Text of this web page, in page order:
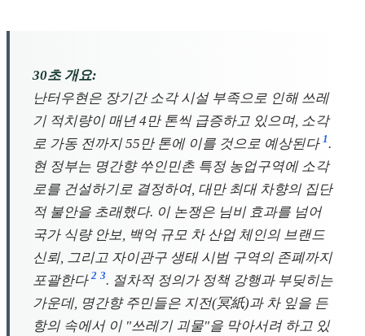
30초 개요:
난터우현은 장기간 소각 시설 부족으로 인해 쓰레
기 적치량이 매년 4만 톤씩 급증하고 있으며, 소각
로 가동 전까지 55만 톤에 이를 것으로 예상된다 1.
현 정부는 명간향 쑤인민촌 특정 농업구역에 소각
로를 건설하기로 결정하여, 대만 최대 차향의 집단
적 불안을 초래했다. 이 논쟁은 님비 효과를 넘어
국가 식량 안보, 백억 규모 차 산업 체인의 브랜드
신뢰, 그리고 자이관구 생태 시범 구역의 존폐까지
포괄한다 2 3. 절차적 정의가 정책 강행과 부딪히는
가운데, 명간향 주민들은 지전(冥紙)과 차 잎을 든
항의 속에서 이 "쓰레기 괴물"을 막아서려 하고 있